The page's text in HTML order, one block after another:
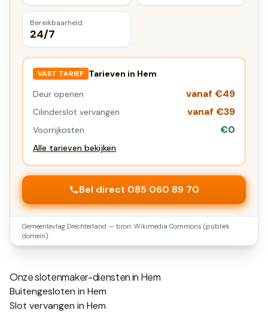
Bereikbaarheid
24/7
VAST TARIEF Tarieven in Hem
Deur openen
vanaf €49
Cilinderslot vervangen vanaf €39
Voorrijkosten €0
Alle tarieven bekijken
Bel direct 085 060 89 70
Gemeentevlag Drechterland — bron: Wikimedia Commons (publiek
domein).
Onze slotenmaker-diensten in Hem
Buitengesloten in Hem
Slot vervangen in Hem